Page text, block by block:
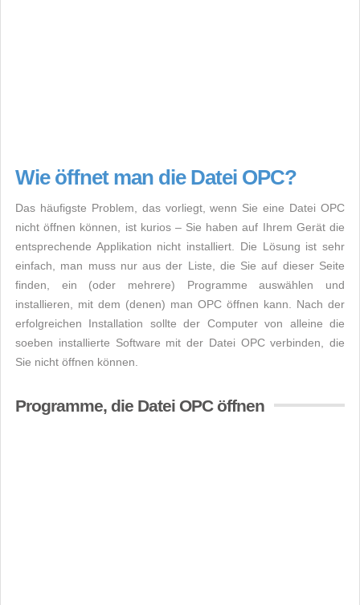
Wie öffnet man die Datei OPC?
Das häufigste Problem, das vorliegt, wenn Sie eine Datei OPC
nicht öffnen können, ist kurios – Sie haben auf Ihrem Gerät die
entsprechende Applikation nicht installiert. Die Lösung ist sehr
einfach, man muss nur aus der Liste, die Sie auf dieser Seite
finden, ein (oder mehrere) Programme auswählen und
installieren, mit dem (denen) man OPC öffnen kann. Nach der
erfolgreichen Installation sollte der Computer von alleine die
soeben installierte Software mit der Datei OPC verbinden, die
Sie nicht öffnen können.
Programme, die Datei OPC öffnen